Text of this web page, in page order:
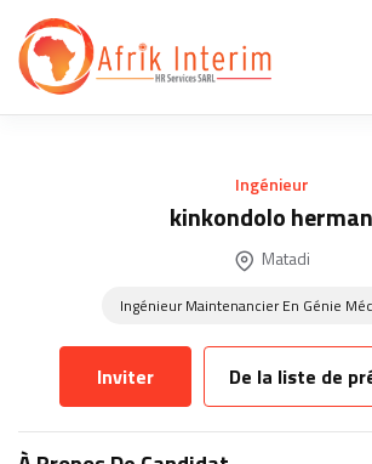
Ingénieur
kinkondolo herman
Matadi
Ingénieur Maintenancier En Génie
Inviter De la liste de